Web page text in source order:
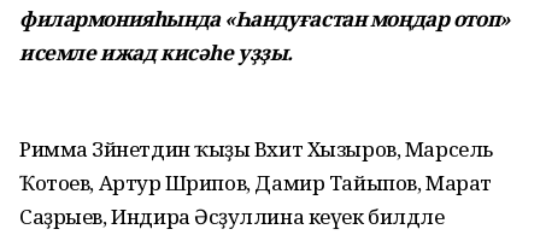
филармонияһында «Һандуғастан моңдар отоп»
исемле ижад кисәһе уҙҙы.
Римма Зәйнетдин ҡыҙы Вәхит Хызыров, Марсель
Ҡотоев, Артур Шәрипов, Дамир Тайыпов, Марат
Саҙрыев, Индира Әсәҙуллина кеүек билдәле